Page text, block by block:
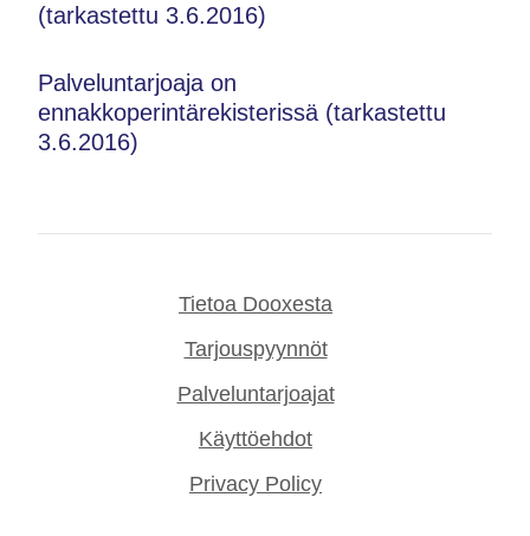
(tarkastettu 3.6.2016)
Palveluntarjoaja on
ennakkoperintärekisterissä (tarkastettu
3.6.2016)
Tietoa Dooxesta
Tarjouspyynnöt
Palveluntarjoajat
Käyttöehdot
Privacy Policy